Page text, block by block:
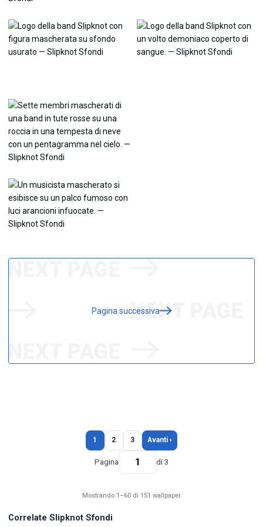
Pagina successiva
1 2 3 Avanti ›
Pagina di 3
Mostrando 1–60 di 151 wallpaper
Correlate Slipknot Sfondi